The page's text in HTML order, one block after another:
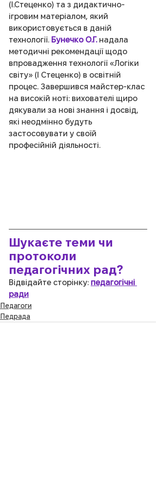
(І.Стеценко) та з дидактично-
ігровим матеріалом, який
використовується в даній
технології. Бунечко О.Г. надала
методичні рекомендації щодо
впровадження техноло­гії «Логіки
світу» (І Стеценко) в освітній
процес. Завершився майстер-клас
на високій ноті: вихователі щиро
дякували за нові знання і досвід,
які неодмінно будуть
застосовувати у своїй
професійній діяльності.
Шукаєте теми чи
протоколи
педагогічних рад?
Відвідайте сторінку: педагогічні
ради
Педагоги
Педрада